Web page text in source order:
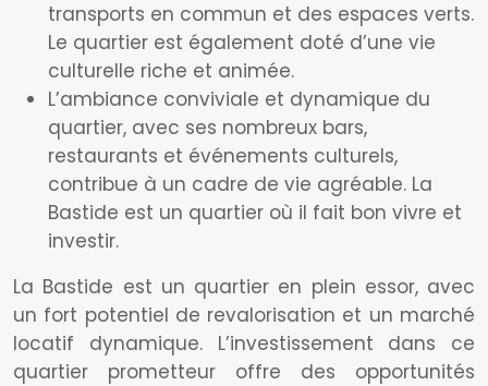
transports en commun et des espaces verts.
Le quartier est également doté d’une vie
culturelle riche et animée.
L’ambiance conviviale et dynamique du
quartier, avec ses nombreux bars,
restaurants et événements culturels,
contribue à un cadre de vie agréable. La
Bastide est un quartier où il fait bon vivre et
investir.
La Bastide est un quartier en plein essor, avec
un fort potentiel de revalorisation et un marché
locatif dynamique. L’investissement dans ce
quartier prometteur offre des opportunités